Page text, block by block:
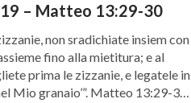
– Matteo 13:29-30
non sradichiate insiem con
fino alla mietitura; e al
prima le zizzanie, e legatele in
Mio granaio’”. Matteo 13:29-30